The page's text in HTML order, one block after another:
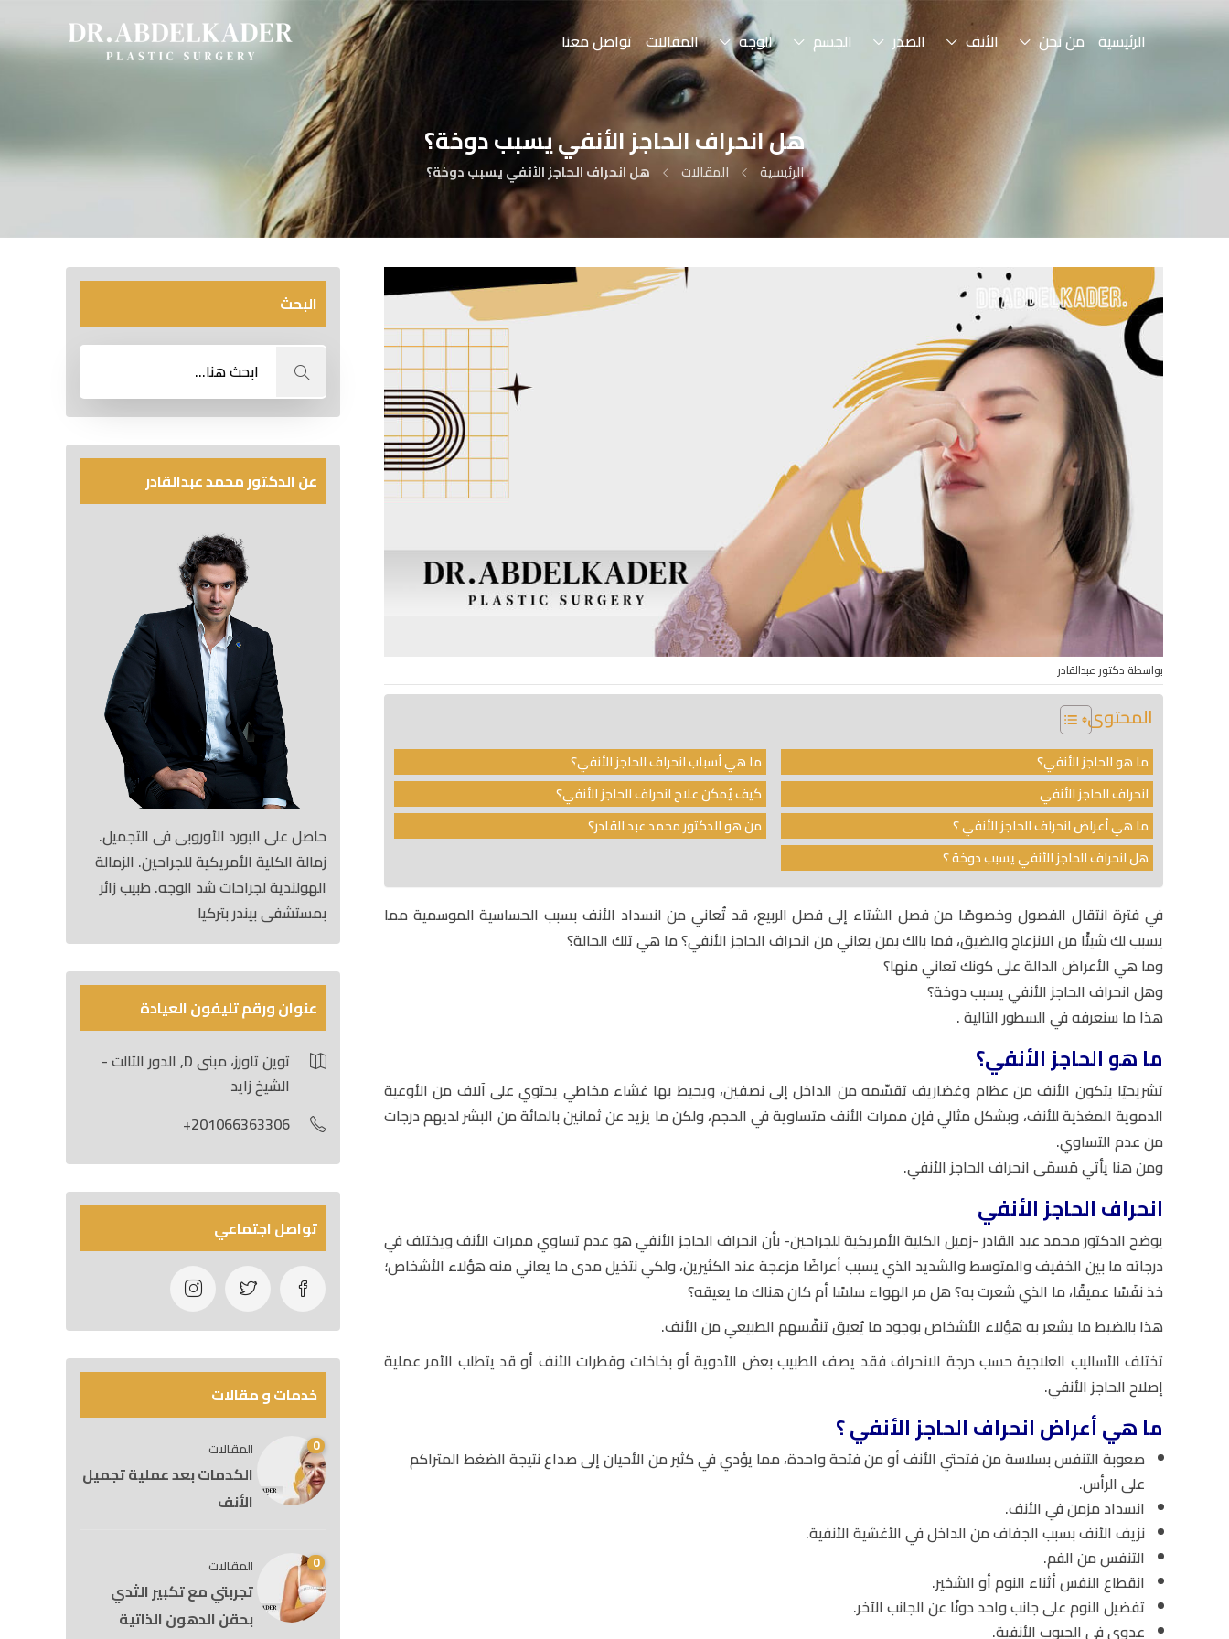
الرئيسية من نحن الأنف الصدر الجسم الوجه المقالات تواصل معنا
هل انحراف الحاجز الأنفي يسبب دوخة؟
الرئيسية المقالات هل انحراف الحاجز الأنفي يسبب دوخة؟
بواسطة دكتور عبدالقادر
المحتوى
ما هو الحاجز الأنفي؟
انحراف الحاجز الأنفي
ما هي أعراض انحراف الحاجز الأنفي ؟
هل انحراف الحاجز الأنفي يسبب دوخة ؟
ما هي أسباب انحراف الحاجز الأنفي؟
كيف يُمكن علاج انحراف الحاجز الأنفي؟
من هو الدكتور محمد عبد القادر؟
في فترة انتقال الفصول وخصوصًا من فصل الشتاء إلى فصل الربيع، قد تُعاني من انسداد الأنف بسبب الحساسية الموسمية مما
يسبب لك شيئًا من الانزعاج والضيق، فما بالك بمن يعاني من انحراف الحاجز الأنفي؟ ما هي تلك الحالة؟
وما هي الأعراض الدالة على كونك تعاني منها؟
وهل انحراف الحاجز الأنفي يسبب دوخة؟
هذا ما سنعرفه في السطور التالية .
ما هو الحاجز الأنفي؟
تشريحيًا يتكون الأنف من عظام وغضاريف تقسّمه من الداخل إلى نصفين، ويحيط بها غشاء مخاطي يحتوي على آلاف من الأوعية
الدموية المغذية للأنف، وبشكل مثالي فإن ممرات الأنف متساوية في الحجم، ولكن ما يزيد عن ثمانين بالمائة من البشر لديهم درجات
من عدم التساوي.
ومن هنا يأتي مُسمّى انحراف الحاجز الأنفي.
انحراف الحاجز الأنفي
يوضح الدكتور محمد عبد القادر -زميل الكلية الأمريكية للجراحين- بأن انحراف الحاجز الأنفي هو عدم تساوي ممرات الأنف ويختلف في
درجاته ما بين الخفيف والمتوسط والشديد الذي يسبب أعراضًا مزعجة عند الكثيرين، ولكي نتخيل مدى ما يعاني منه هؤلاء الأشخاص؛
خذ نفَسًا عميقًا، ما الذي شعرت به؟ هل مر الهواء سلسًا أم كان هناك ما يعيقه؟
هذا بالضبط ما يشعر به هؤلاء الأشخاص بوجود ما يُعيق تنفّسهم الطبيعي من الأنف.
تختلف الأساليب العلاجية حسب درجة الانحراف فقد يصف الطبيب بعض الأدوية أو بخاخات وقطرات الأنف أو قد يتطلب الأمر عملية
إصلاح الحاجز الأنفي.
ما هي أعراض انحراف الحاجز الأنفي ؟
صعوبة التنفس بسلاسة من فتحتي الأنف أو من فتحة واحدة، مما يؤدي في كثير من الأحيان إلى صداع نتيجة الضغط المتراكم
على الرأس.
انسداد مزمن في الأنف.
نزيف الأنف بسبب الجفاف من الداخل في الأغشية الأنفية.
التنفس من الفم.
انقطاع النفس أثناء النوم أو الشخير.
تفضيل النوم على جانب واحد دونًا عن الجانب الآخر.
عدوى في الجيوب الأنفية.
البحث
عن الدكتور محمد عبدالقادر
حاصل على البورد الأوروبى فى التجميل.
زمالة الكلية الأمريكية للجراحين. الزمالة
الهولندية لجراحات شد الوجه. طبيب زائر
بمستشفى بيندر بتركيا
عنوان ورقم تليفون العيادة
توين تاورز، مبنى D, الدور التالت -
الشيخ زايد
201066363306+
تواصل اجتماعي
خدمات و مقالات
0 المقالات
الكدمات بعد عملية تجميل
الأنف
0 المقالات
تجربتي مع تكبير الثدي
بحقن الدهون الذاتية